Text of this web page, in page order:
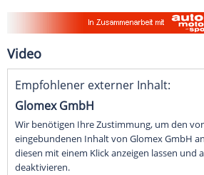
Video
Empfohlener externer Inhalt:
Glomex GmbH
Wir benötigen Ihre Zustimmung, um den
eingebundenen Inhalt von Glomex GmbH
diesen mit einem Klick anzeigen lassen und
deaktivieren.